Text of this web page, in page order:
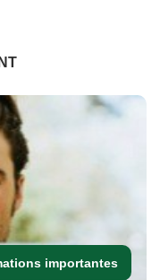
importantes